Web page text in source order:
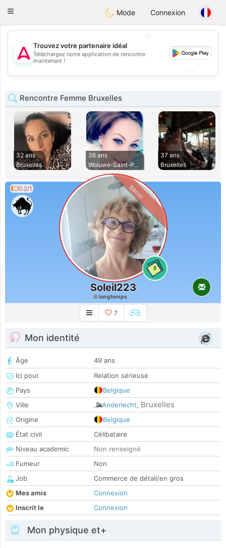
Tantôt
Toggle
Mode Connexion
💖
💕
Trouvez votre partenaire idéal
Téléchargez notre application de rencontre
maintenant !
Rencontre Femme Bruxelles
32 ans
Bruxelles
36 ans
Woluwe-Saint-Pierr
37 ans
Bruxelles
0.2/1
0
Banni
Soleil223
longtemps
7
Mon identité
Âge
49 ans
Ici pour
Relation sérieuse
Pays
Belgique
Ville
Anderlecht, Bruxelles
Origine
Belgique
État civil
Célibataire
Niveau academic
Non renseigné
Fumeur
Non
Job
Commerce de détail/en gros
Mes amis
Connexion
Inscrit le
Connexion
Mon physique et+